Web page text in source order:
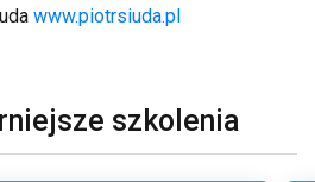
www.piotrsiuda.pl
szkolenia